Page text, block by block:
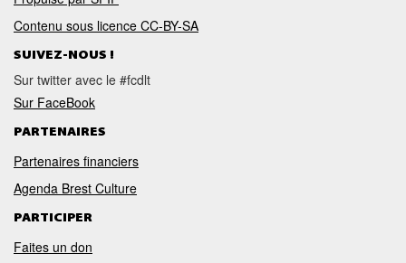
Contenu sous licence CC-BY-SA
SUIVEZ-NOUS !
Sur twitter avec le #fcdlt
Sur FaceBook
PARTENAIRES
Partenaires financiers
Agenda Brest Culture
PARTICIPER
Faites un don